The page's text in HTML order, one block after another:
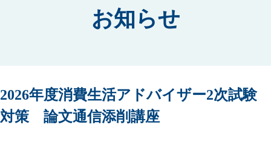
お知らせ
2026年度消費生活アドバイザー2次試験
対策 論文通信添削講座